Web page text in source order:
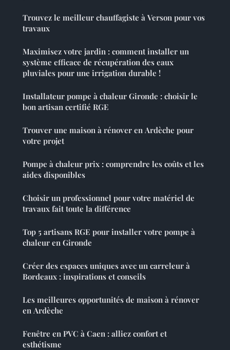
Trouvez le meilleur chauffagiste à Verson pour vos
travaux
Maximisez votre jardin : comment installer un
système efficace de récupération des eaux
pluviales pour une irrigation durable !
Installateur pompe à chaleur Gironde : choisir le
bon artisan certifié RGE
Trouver une maison à rénover en Ardèche pour
votre projet
Pompe à chaleur prix : comprendre les coûts et les
aides disponibles
Choisir un professionnel pour votre matériel de
travaux fait toute la différence
Top 5 artisans RGE pour installer votre pompe à
chaleur en Gironde
Créer des espaces uniques avec un carreleur à
Bordeaux : inspirations et conseils
Les meilleures opportunités de maison à rénover
en Ardèche
Fenêtre en PVC à Caen : alliez confort et
esthétisme